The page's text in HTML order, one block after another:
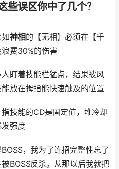
些误区你中了几个？
如神相的【无相】必须在【千
费30%的伤害
盯着技能栏猛点，结果被风
放在拇指能快速触及的位置
指技能的CD是固定值，堆冷却
强度
，我为了连招完整性忘了
BOSS反杀。从那以后我就把